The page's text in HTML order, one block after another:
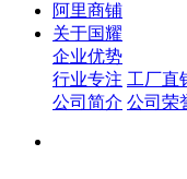
阿里商铺
关于国耀
企业优势
行业专注 工厂直
公司简介 公司荣